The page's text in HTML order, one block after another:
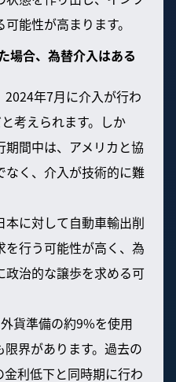
能性が高まります。
場合、為替介入はある
年7月に介入が行わ
考えられます。しか
期間中は、アメリカと協
く、介入が技術的に難
本に対して自動車輸出削
行う可能性が高く、為
政治的な譲歩を求める可
貨準備の約9%を使用
界があります。過去の
利低下と同時期に行わ